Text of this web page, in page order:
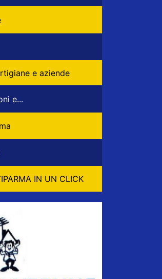
e aziende
e...
IN UN CLICK